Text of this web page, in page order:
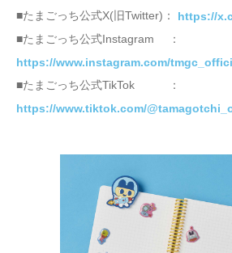
■たまごっち公式X(旧Twitter)： https://
■たまごっち公式Instagram ：
https://www.instagram.com/
■たまごっち公式TikTok ：
https://www.tiktok.com/